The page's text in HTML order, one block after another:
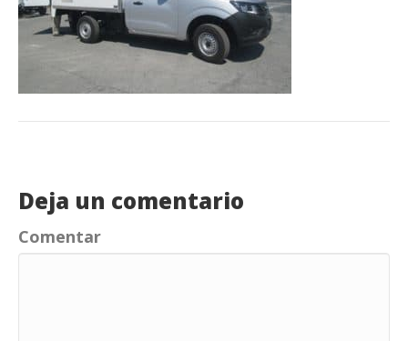
Deja un comentario
Comentar